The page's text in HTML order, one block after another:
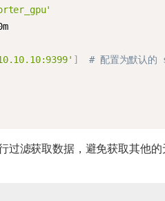
]
# 配置为默认
过滤获取数据，避免获取其他的